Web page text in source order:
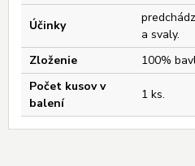
Účinky
a svaly.
Zloženie
100%
Počet kusov v
balení
1 ks.